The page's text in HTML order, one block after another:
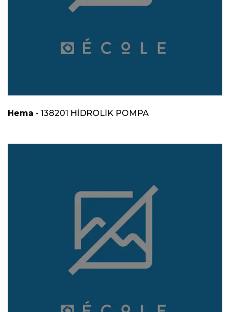
Hema - 138201 HİDROLİK POMPA